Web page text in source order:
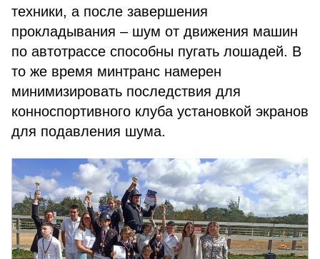
техники, а после завершения
прокладывания – шум от движения машин
по автотрассе способны пугать лошадей. В
то же время минтранс намерен
минимизировать последствия для
конноспортивного клуба установкой экранов
для подавления шума.